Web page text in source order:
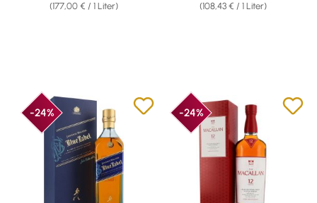
(177,00 € / 1 Liter) (108,43 € / 1 Liter)
-24% -24%